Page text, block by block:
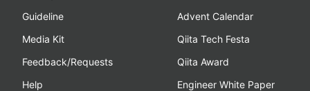
Guideline
Media Kit
Feedback/Requests
Help
Advent Calendar
Qiita Tech Festa
Qiita Award
Engineer White Paper